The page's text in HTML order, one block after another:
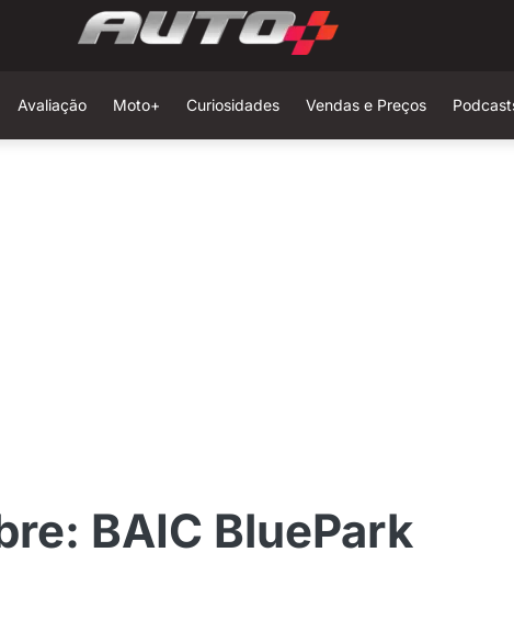
Avaliação Moto+ Curiosidades Vendas e Preços
BAIC BluePark